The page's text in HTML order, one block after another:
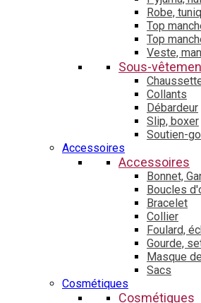
Robe,
Top
Top
Veste,
Sous-
Collants
Débardeur
Slip, boxer
Soutien-
Accessoires
Accessoires
Bonnet,
Boucles
Bracelet
Collier
Foulard,
Gourde,
Masque
Sacs
Cosmétiques
Cosmétiques